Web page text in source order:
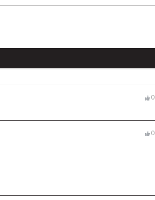
0
0